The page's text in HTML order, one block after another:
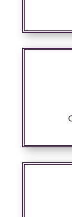
Nous
technique
Nous